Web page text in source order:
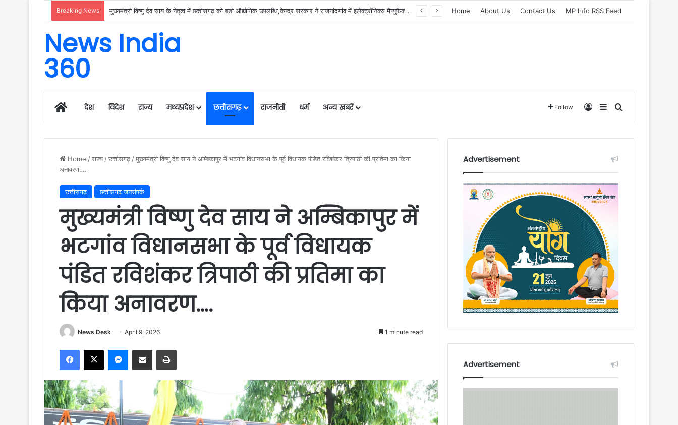
Breaking News योजना, आर्थिक एवं सांख्यिकी विभाग और आईआईएम रायपुर के बीच एमओयू सुशासन, नीति निर्माण और साक्ष्य-आधारित निर्णय प्रणाली को मिलेगा बढ़ावा…. Home About Us Contact Us MP Info RSS Feed
News India
360
Homeदेश विदेश राज्य मध्यप्रदेश छत्तीसगढ़ राजनीती धर्म अन्य खबरें Follow Log InSidebarSearch for
Home /राज्य /छत्तीसगढ़ /मुख्यमंत्री विष्णु देव साय ने अम्बिकापुर में भटगांव विधानसभा के पूर्व विधायक पंडित रविशंकर त्रिपाठी की प्रतिमा का किया
अनावरण….
छत्तीसगढ़ छत्तीसगढ़ जनसंपर्क
मुख्यमंत्री विष्णु देव साय ने अम्बिकापुर में
भटगांव विधानसभा के पूर्व विधायक
पंडित रविशंकर त्रिपाठी की प्रतिमा का
किया अनावरण….
News Desk April 9, 2026 1 minute read
Facebook
X Messenger
Share via Email Print
Advertisement
Advertisement